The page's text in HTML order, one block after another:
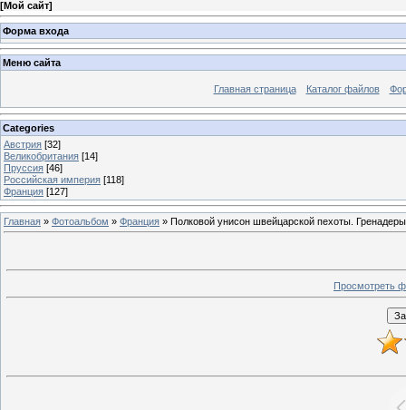
[Мой сайт]
Форма входа
Меню сайта
Главная страница Каталог файлов
Categories
Австрия [32]
Великобритания [14]
Пруссия [46]
Российская империя [118]
Франция [127]
Главная » Фотоальбом » Франция » Полковой унисон швейцарской пехоты.
Просмотреть